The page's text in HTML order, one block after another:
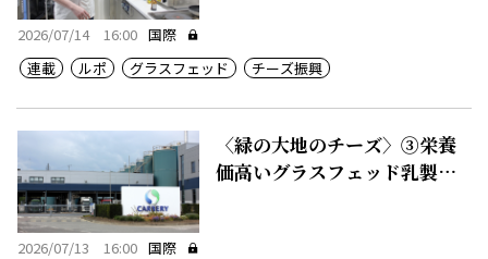
2026/07/14 16:00 国際
連載
ルポ グラスフェッド チーズ振興
〈緑の大地のチーズ〉③栄養
価高いグラスフェッド乳製
2026/07/13 16:00 国際